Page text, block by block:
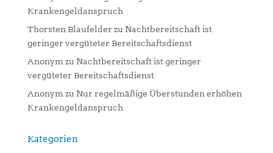
Krankengeldanspruch
Thorsten Blaufelder zu Nachtbereitschaft ist
geringer vergüteter Bereitschaftsdienst
Anonym zu Nachtbereitschaft ist geringer
vergüteter Bereitschaftsdienst
Anonym zu Nur regelmäßige Überstunden erhöhen
Krankengeldanspruch
Kategorien